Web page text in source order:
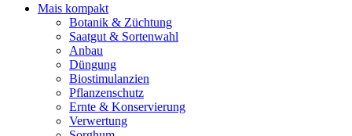
Mais kompakt
Botanik & Züchtung
Saatgut & Sortenwahl
Anbau
Düngung
Biostimulanzien
Pflanzenschutz
Ernte & Konservierung
Verwertung